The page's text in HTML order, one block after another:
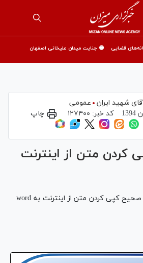
قضایی 🟡 جنایت میدان علیخانی اصفهان
شهید ایران
عمومی
کد خبر: ۱۲۷۴۰۰ چاپ
متن از اينترنت
در این گزارش طریقه ی صحیح کپی کردن متن از اینترنت به word